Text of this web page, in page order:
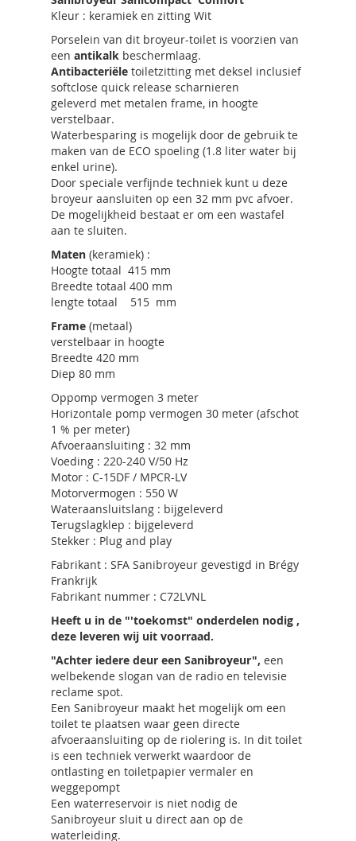
Kleur : keramiek en zitting Wit
Porselein van dit broyeur-toilet is voorzien van
een antikalk beschermlaag.
Antibacteriële toiletzitting met deksel inclusief
softclose quick release scharnieren
geleverd met metalen frame, in hoogte
verstelbaar.
Waterbesparing is mogelijk door de gebruik te
maken van de ECO spoeling (1.8 liter water bij
enkel urine).
Door speciale verfijnde techniek kunt u deze
broyeur aansluiten op een 32 mm pvc afvoer.
De mogelijkheid bestaat er om een wastafel
aan te sluiten.
Maten (keramiek) :
Hoogte totaal 415 mm
Breedte totaal 400 mm
lengte totaal 515 mm
Frame (metaal)
verstelbaar in hoogte
Breedte 420 mm
Diep 80 mm
Oppomp vermogen 3 meter
Horizontale pomp vermogen 30 meter (afschot
1 % per meter)
Afvoeraansluiting : 32 mm
Voeding : 220-240 V/50 Hz
Motor : C-15DF / MPCR-LV
Motorvermogen : 550 W
Wateraansluitslang : bijgeleverd
Terugslagklep : bijgeleverd
Stekker : Plug and play
Fabrikant : SFA Sanibroyeur gevestigd in Brégy
Frankrijk
Fabrikant nummer : C72LVNL
Heeft u in de "'toekomst" onderdelen nodig ,
deze leveren wij uit voorraad.
"Achter iedere deur een Sanibroyeur", een
welbekende slogan van de radio en televisie
reclame spot.
Een Sanibroyeur maakt het mogelijk om een
toilet te plaatsen waar geen directe
afvoeraansluiting op de riolering is. In dit toilet
is een techniek verwerkt waardoor de
ontlasting en toiletpapier vermaler en
weggepompt
Een waterreservoir is niet nodig de
Sanibroyeur sluit u direct aan op de
waterleiding.